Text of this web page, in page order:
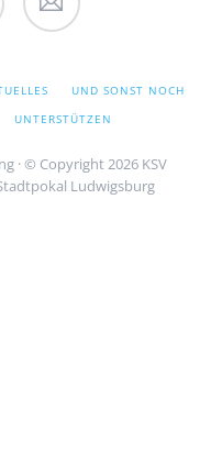
UND SONST NOCH
UNTERSTÜTZEN
· © Copyright 2026 KSV
Ludwigsburg